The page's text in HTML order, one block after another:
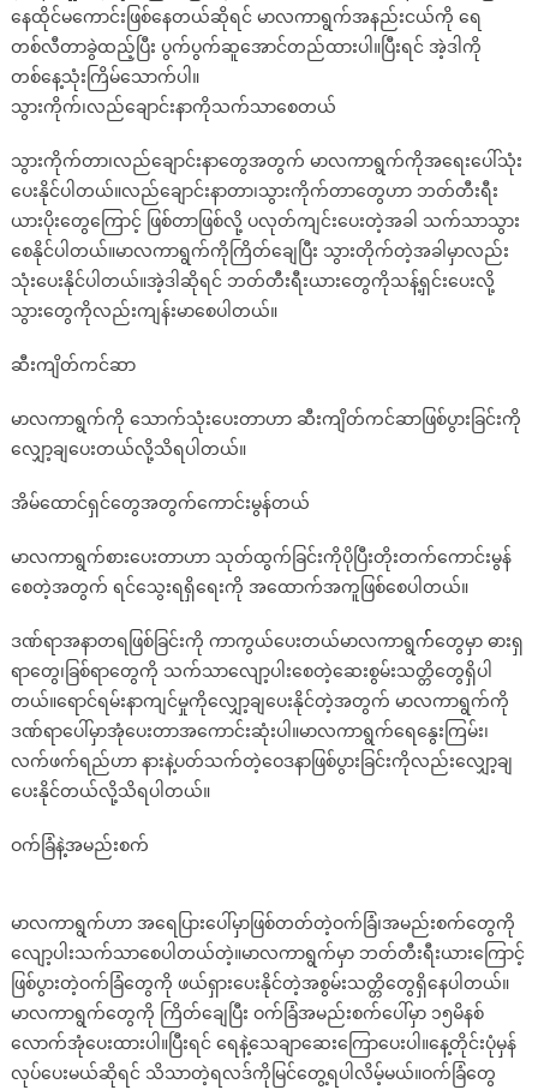
နေထိုင်မကောင်းဖြစ်နေတယ်ဆိုရင် မာလကာရွက်အနည်းငယ်ကို ရေ
တစ်လီတာခွဲထည့်ပြီး ပွက်ပွက်ဆူအောင်တည်ထားပါ။ပြီးရင် အဲ့ဒါကို
တစ်နေ့သုံးကြိမ်သောက်ပါ။
သွားကိုက်၊လည်ချောင်းနာကိုသက်သာစေတယ်
သွားကိုက်တာ၊လည်ချောင်းနာတွေအတွက် မာလကာရွက်ကိုအရေးပေါ်သုံး
ပေးနိုင်ပါတယ်။လည်ချောင်းနာတာ၊သွားကိုက်တာတွေဟာ ဘတ်တီးရီး
ယားပိုးတွေကြောင့် ဖြစ်တာဖြစ်လို့ ပလုတ်ကျင်းပေးတဲ့အခါ သက်သာသွား
စေနိုင်ပါတယ်။မာလကာရွက်ကိုကြိတ်ချေပြီး သွားတိုက်တဲ့အခါမှာလည်း
သုံးပေးနိုင်ပါတယ်။အဲ့ဒါဆိုရင် ဘတ်တီးရီးယားတွေကိုသန့်ရှင်းပေးလို့
သွားတွေကိုလည်းကျန်းမာစေပါတယ်။
ဆီးကျိတ်ကင်ဆာ
မာလကာရွက်ကို သောက်သုံးပေးတာဟာ ဆီးကျိတ်ကင်ဆာဖြစ်ပွားခြင်းကို
လျှော့ချပေးတယ်လို့သိရပါတယ်။
အိမ်ထောင်ရှင်တွေအတွက်ကောင်းမွန်တယ်
မာလကာရွက်စားပေးတာဟာ သုတ်ထွက်ခြင်းကိုပိုပြီးတိုးတက်ကောင်းမွန်
စေတဲ့အတွက် ရင်သွေးရရှိရေးကို အထောက်အကူဖြစ်စေပါတယ်။
ဒဏ်ရာအနာတရဖြစ်ခြင်းကို ကာကွယ်ပေးတယ်မာလကာရွက််တွေမှာ ဓားရှ
ရာတွေ၊ခြစ်ရာတွေကို သက်သာလျော့ပါးစေတဲ့ဆေးစွမ်းသတ္တိတွေရှိပါ
တယ်။ရောင်ရမ်းနာကျင်မှုကိုလျှော့ချပေးနိုင်တဲ့အတွက် မာလကာရွက်ကို
ဒဏ်ရာပေါ်မှာအုံပေးတာအကောင်းဆုံးပါ။မာလကာရွက်ရေနွေးကြမ်း၊
လက်ဖက်ရည်ဟာ နားနဲ့ပတ်သက်တဲ့ဝေဒနာဖြစ်ပွားခြင်းကိုလည်းလျှော့ချ
ပေးနိုင်တယ်လို့သိရပါတယ်။
ဝက်ခြံနဲ့အမည်းစက်
မာလကာရွက်ဟာ အရေပြားပေါ်မှာဖြစ်တတ်တဲ့ဝက်ခြံ၊အမည်းစက်တွေကို
လျော့ပါးသက်သာစေပါတယ်တဲ့။မာလကာရွက်မှာ ဘတ်တီးရီးယားကြောင့်
ဖြစ်ပွားတဲ့ဝက်ခြံတွေကို ဖယ်ရှားပေးနိုင်တဲ့အစွမ်းသတ္တိတွေရှိနေပါတယ်။
မာလကာရွက်တွေကို ကြိတ်ချေပြီး ဝက်ခြံအမည်းစက်ပေါ်မှာ ၁၅မိနစ်
လောက်အုံပေးထားပါ။ပြီးရင် ရေနဲ့သေချာဆေးကြောပေးပါ။နေ့တိုင်းပုံမှန်
လုပ်ပေးမယ်ဆိုရင် သိသာတဲ့ရလဒ်ကိုမြင်တွေ့ရပါလိမ့်မယ်။ဝက်ခြံတွေ